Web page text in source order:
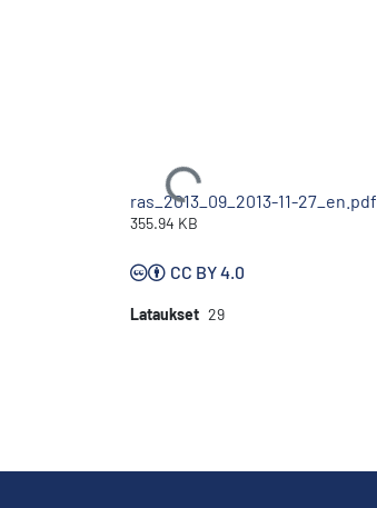
Ladataan...
ras_2013_09_2013-11-27_en.pdf
355.94 KB
CC BY 4.0
Lataukset 29